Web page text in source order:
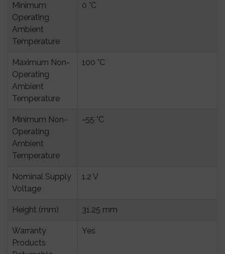
Minimum
Operating
Ambient
Temperature
0 °C
Maximum Non-
Operating
Ambient
Temperature
100 °C
Minimum Non-
Operating
Ambient
Temperature
-55 °C
Nominal Supply
Voltage
1.2 V
Height (mm) 31.25 mm
Warranty
Products
Yes